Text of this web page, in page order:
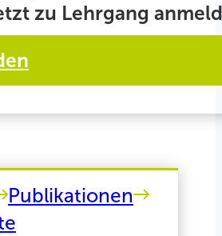
zu Lehrgang
Publikationen